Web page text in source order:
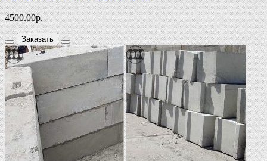
4500.00р.
Заказать